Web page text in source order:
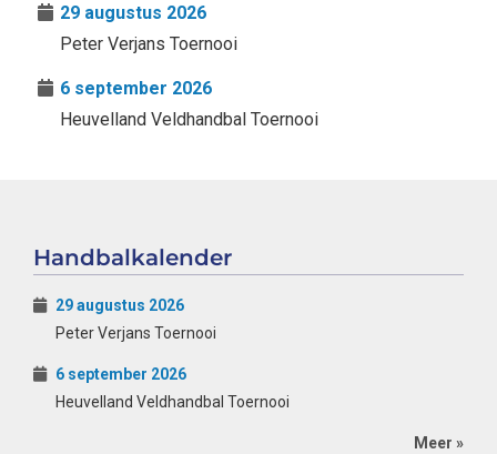
29 augustus 2026
Peter Verjans Toernooi
6 september 2026
Heuvelland Veldhandbal Toernooi
Handbalkalender
29 augustus 2026
Peter Verjans Toernooi
6 september 2026
Heuvelland Veldhandbal Toernooi
Meer »